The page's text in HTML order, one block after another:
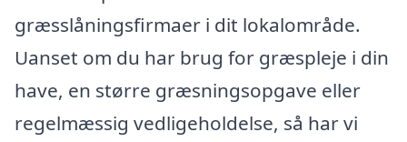
græsslåningsfirmaer i dit lokalområde.
Uanset om du har brug for græspleje i din
have, en større græsningsopgave eller
regelmæssig vedligeholdelse, så har vi